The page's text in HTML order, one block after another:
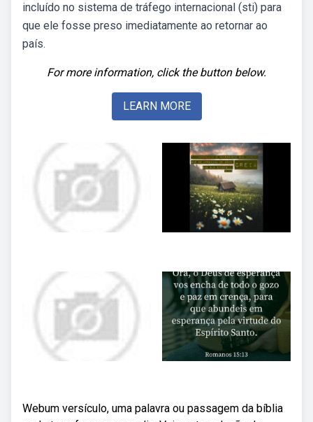
incluído no sistema de tráfego internacional (sti) para
que ele fosse preso imediatamente ao retornar ao
país.
For more information, click the button below.
LEARN MORE
Webum versículo, uma palavra ou passagem da bíblia